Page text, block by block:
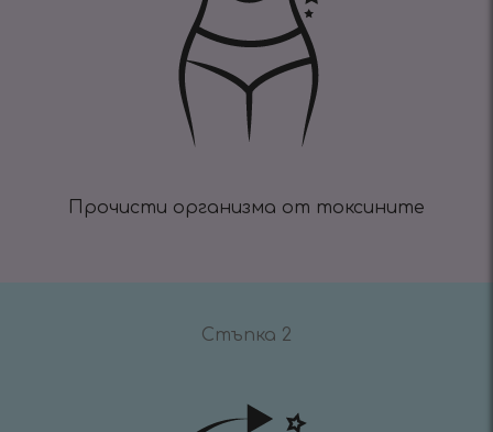
Прочисти организма от токсините
Стъпка 2